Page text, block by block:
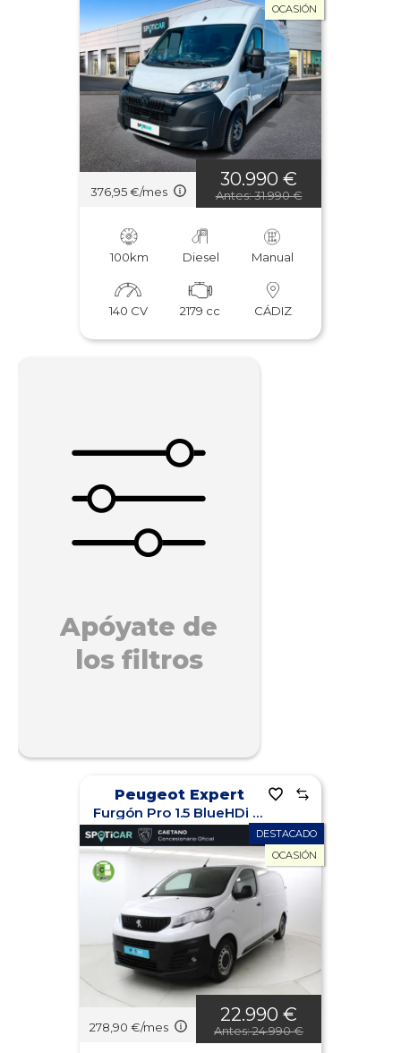
OCASIÓN
376,95 €/mes
30.990 €
Antes: 31.990 €
100km Diesel Manual
140 CV 2179 cc CÁDIZ
Apóyate de
los filtros
Peugeot Expert
Furgón Pro 1.5 BlueHDi 100 S&S Standard
DESTACADO
OCASIÓN
278,90 €/mes
22.990 €
Antes: 24.990 €